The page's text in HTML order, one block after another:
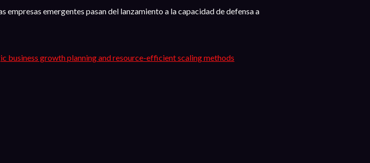
emergentes pasan del lanzamiento a la capacidad de defensa a